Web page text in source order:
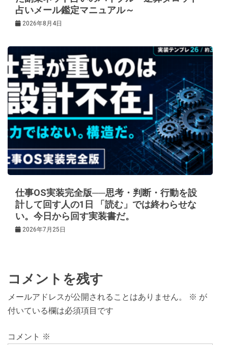
占いメール鑑定マニュアル～
2026年8月4日
仕事OS実装完全版──思考・判断・行動を設
計して回す人の1日 「読む」では終わらせな
い。今日から回す実装書だ。
2026年7月25日
コメントを残す
メールアドレスが公開されることはありません。 ※ が
付いている欄は必須項目です
コメント ※